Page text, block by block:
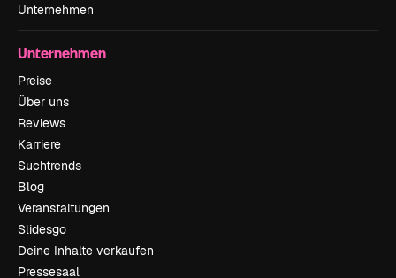
Unternehmen
Unternehmen
Preise
Über uns
Reviews
Karriere
Suchtrends
Blog
Veranstaltungen
Slidesgo
Deine Inhalte verkaufen
Pressesaal